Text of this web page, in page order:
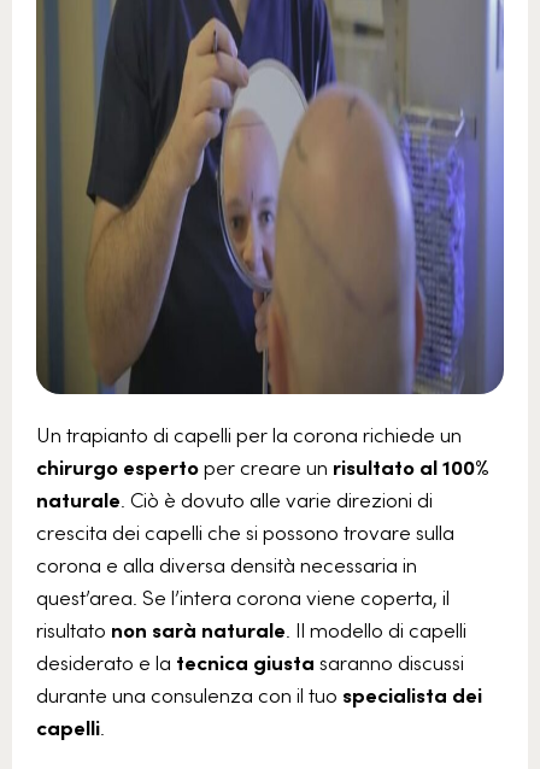
Un trapianto di capelli per la corona richiede un
chirurgo espertoper creare un risultato al 100%
naturale . Ciò è dovuto alle varie direzioni di
crescita dei capelli che si possono trovare sulla
corona e alla diversa densità necessaria in
quest’area. Se l’intera corona viene coperta, il
risultato non sarà naturale . Il modello di capelli
desiderato e la tecnica giusta saranno discussi
durante una consulenza con il tuo specialista dei
capelli